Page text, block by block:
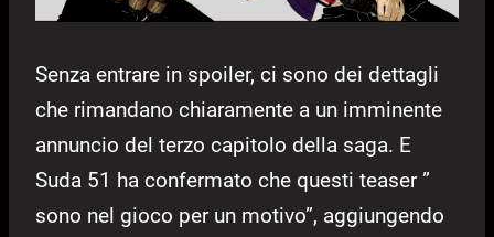
Senza entrare in spoiler, ci sono dei dettagli
che rimandano chiaramente a un imminente
annuncio del terzo capitolo della saga. E
Suda 51 ha confermato che questi teaser ”
sono nel gioco per un motivo”, aggiungendo